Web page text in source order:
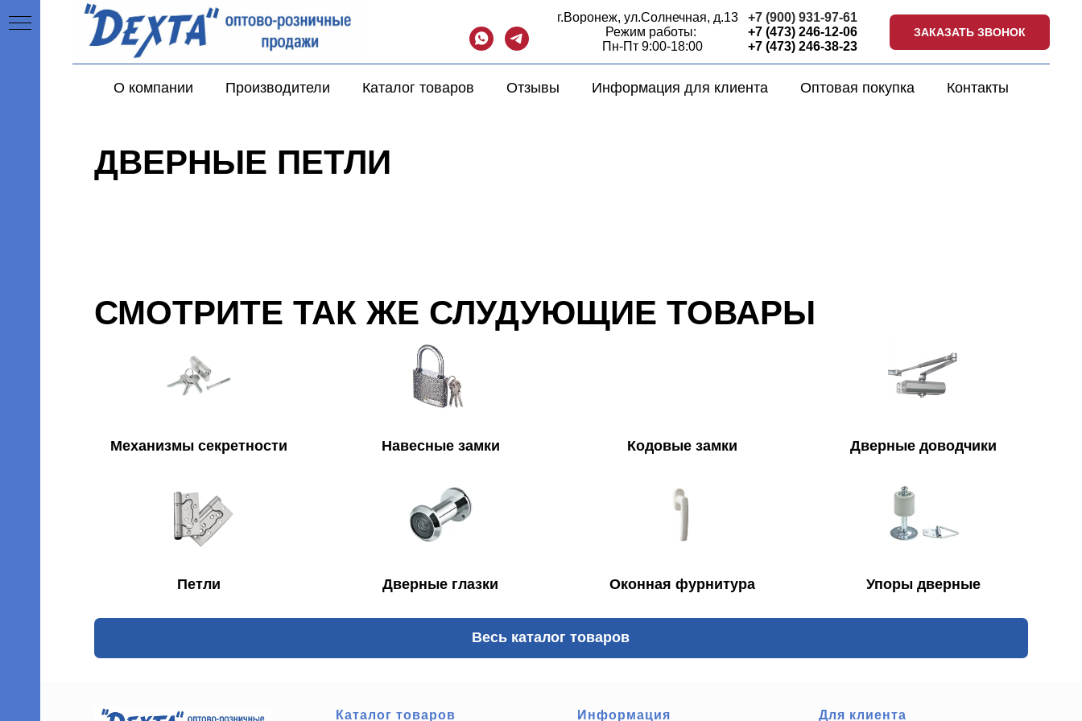
г.Воронеж, ул.Солнечная, д.13 +7 (900) 931-97-61
Режим работы:
+7 (473) 246-12-06
Пн-Пт 9:00-18:00 +7 (473) 246-38-23
ЗАКАЗАТЬ ЗВОНОК
О компании Производители Каталог товаров Отзывы Информация для клиента Оптовая покупка Контакты
ДВЕРНЫЕ ПЕТЛИ
СМОТРИТЕ ТАК ЖЕ СЛУДУЮЩИЕ ТОВАРЫ
Механизмы секретности Навесные замки Кодовые замки Дверные доводчики
Петли Дверные глазки Оконная фурнитура Упоры дверные
Весь каталог товаров
Каталог товаров Информация Для клиента